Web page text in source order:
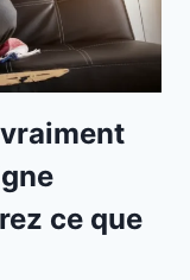
ce que